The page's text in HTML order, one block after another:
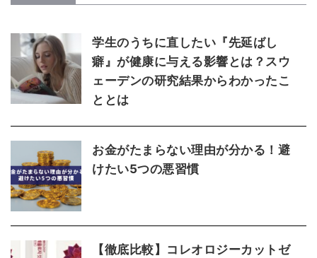
学生のうちに直したい『先延ばし
癖』が健康に与える影響とは？スウ
ェーデンの研究結果からわかったこ
ととは
お金がたまらない理由が分かる！避
けたい5つの悪習慣
【徹底比較】コレオロジーカットゼ